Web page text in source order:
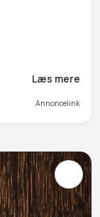
Læs mere
Annoncelink